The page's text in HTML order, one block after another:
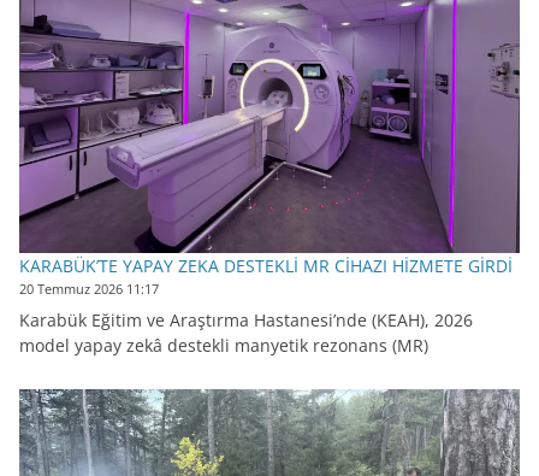
KARABÜK’TE YAPAY ZEKA DESTEKLİ MR CİHAZI HİZMETE GİRDİ
20 Temmuz 2026 11:17
Karabük Eğitim ve Araştırma Hastanesi’nde (KEAH), 2026
model yapay zekâ destekli manyetik rezonans (MR)